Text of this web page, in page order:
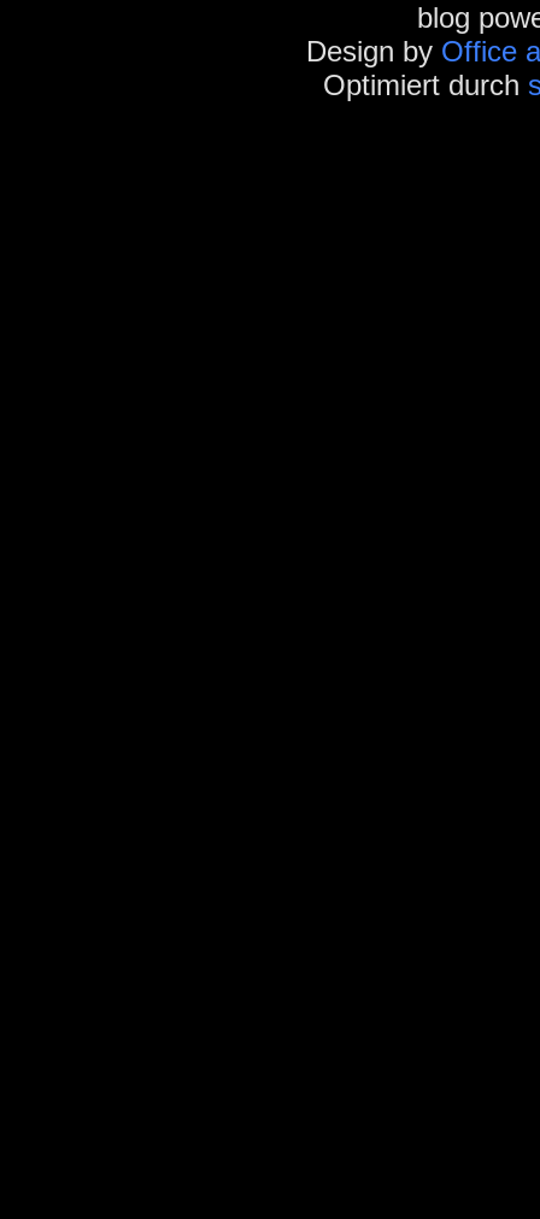
blog
Design by Office
Optimiert durch